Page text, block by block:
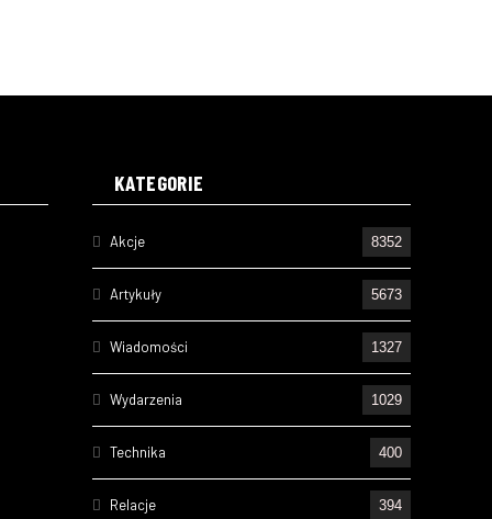
KATEGORIE
Akcje 8352
Artykuły 5673
Wiadomości 1327
Wydarzenia 1029
Technika 400
Relacje 394